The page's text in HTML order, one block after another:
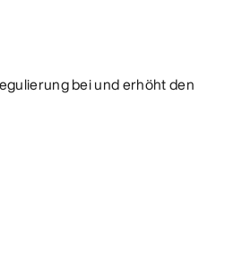
bei und erhöht den